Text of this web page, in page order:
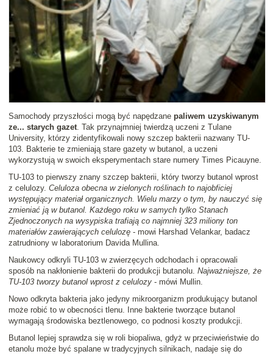
Samochody przyszłości mogą być napędzane paliwem uzyskiwanym
ze... starych gazet . Tak przynajmniej twierdzą uczeni z Tulane
University, którzy zidentyfikowali nowy szczep bakterii nazwany TU-
103. Bakterie te zmieniają stare gazety w butanol, a uczeni
wykorzystują w swoich eksperymentach stare numery Times Picauyne.
TU-103 to pierwszy znany szczep bakterii, który tworzy butanol wprost
z celulozy. Celuloza obecna w zielonych roślinach to najobficiej
występujący materiał organicznych. Wielu marzy o tym, by nauczyć się
zmieniać ją w butanol. Każdego roku w samych tylko Stanach
Zjednoczonych na wysypiska trafiają co najmniej 323 miliony ton
materiałów zawierających celulozę - mowi Harshad Velankar, badacz
zatrudniony w laboratorium Davida Mullina.
Naukowcy odkryli TU-103 w zwierzęcych odchodach i opracowali
sposób na nakłonienie bakterii do produkcji butanolu. Najważniejsze, że
TU-103 tworzy butanol wprost z celulozy - mówi Mullin.
Nowo odkryta bakteria jako jedyny mikroorganizm produkujący butanol
może robić to w obecności tlenu. Inne bakterie tworzące butanol
wymagają środowiska beztlenowego, co podnosi koszty produkcji.
Butanol lepiej sprawdza się w roli biopaliwa, gdyż w przeciwieństwie do
etanolu może być spalane w tradycyjnych silnikach, nadaje się do